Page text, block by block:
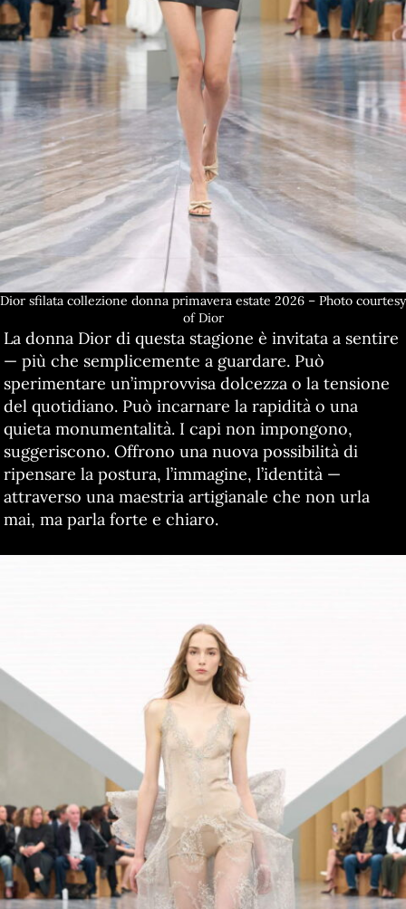
Dior sfilata collezione donna primavera estate 2026 – Photo courtesy
of Dior
La donna Dior di questa stagione è invitata a sentire
— più che semplicemente a guardare. Può
sperimentare un’improvvisa dolcezza o la tensione
del quotidiano. Può incarnare la rapidità o una
quieta monumentalità. I capi non impongono,
suggeriscono. Offrono una nuova possibilità di
ripensare la postura, l’immagine, l’identità —
attraverso una maestria artigianale che non urla
mai, ma parla forte e chiaro.